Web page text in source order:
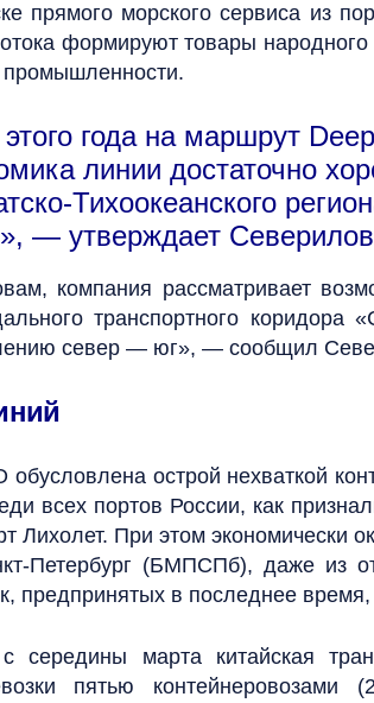
прямого морского сервиса из
формируют товары
промышленности.
года на маршрут
линии достаточно
Тихоокеанского
— утверждает
компания рассматривает
транспортного
север — юг», — сообщил
обусловлена острой нехваткой
всех портов России, как
Лихолет. При этом экономически
Петербург (БМПСПб), даже из
предпринятых в последнее
середины марта китайская
пятью